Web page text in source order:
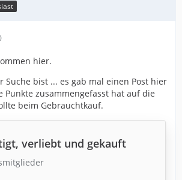
hier.
Suche bist ... es gab mal einen Post hier
Punkte zusammengefasst hat auf die
beim Gebrauchtkauf.
verliebt und gekauft